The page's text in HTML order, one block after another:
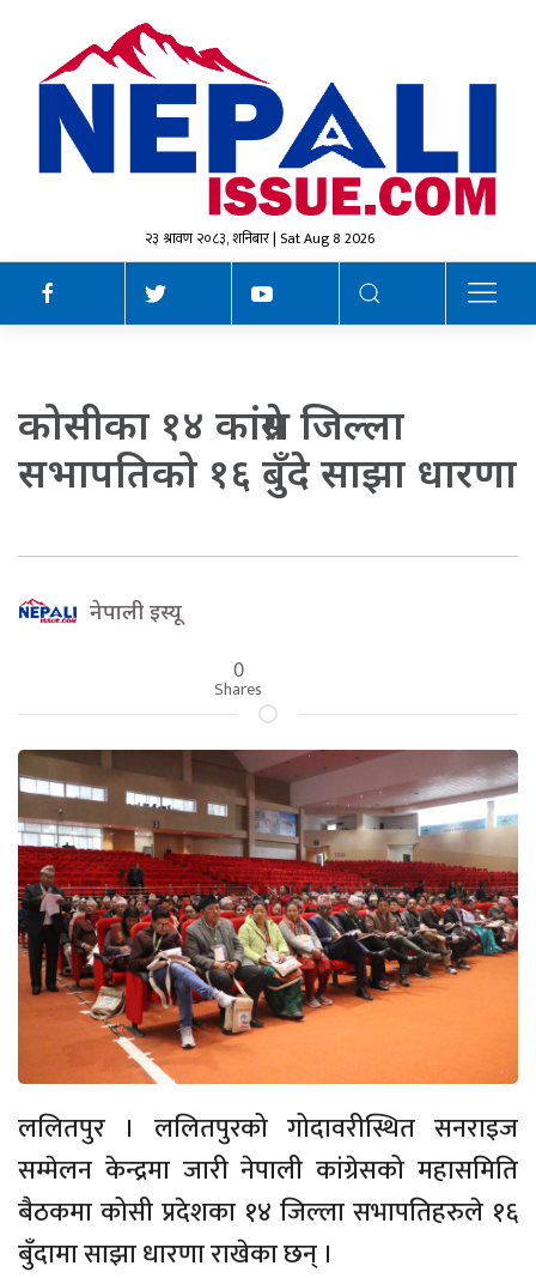
२३ श्रावण २०८३, शनिबार | Sat Aug 8 2026
कोसीका १४ कांग्रेस जिल्ला
सभापतिको १६ बुँदे साझा धारणा
नेपाली इस्यू
0
Shares
ललितपुर । ललितपुरको गोदावरीस्थित सनराइज
सम्मेलन केन्द्रमा जारी नेपाली कांग्रेसको महासमिति
बैठकमा कोसी प्रदेशका १४ जिल्ला सभापतिहरुले १६
बुँदामा साझा धारणा राखेका छन् ।